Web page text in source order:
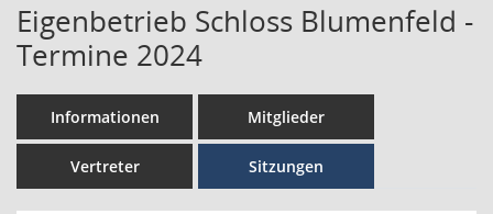
Eigenbetrieb Schloss Blumenfeld -
Termine 2024
Informationen Mitglieder
Vertreter Sitzungen